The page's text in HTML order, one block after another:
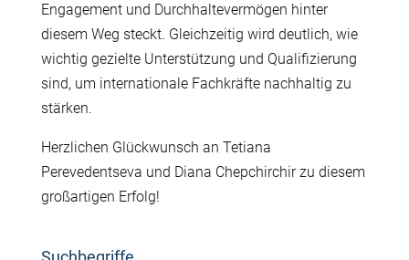
Engagement und Durchhaltevermögen hinter
diesem Weg steckt. Gleichzeitig wird deutlich, wie
wichtig gezielte Unterstützung und Qualifizierung
sind, um internationale Fachkräfte nachhaltig zu
stärken.
Herzlichen Glückwunsch an Tetiana
Perevedentseva und Diana Chepchirchir zu diesem
großartigen Erfolg!